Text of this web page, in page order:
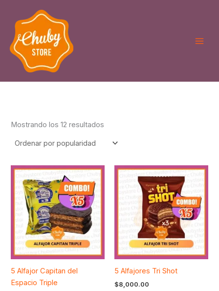
contenido
Mostrando los 12 resultados
5 Alfajor Capitan del
Espacio Triple
5 Alfajores Tri Shot
$8,000.00